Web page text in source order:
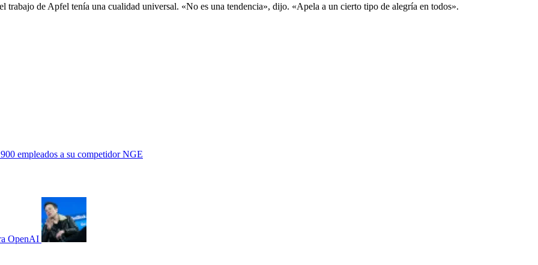
de Apfel tenía una cualidad universal. «No es una tendencia», dijo. «Apela a un cierto tipo de alegría en todos».
empleados a su competidor NGE
OpenAI